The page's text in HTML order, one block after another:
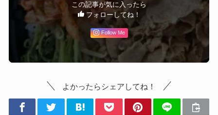
この記事が気に入ったら
フォローしてね！
Follow Me
よかったらシェアしてね！